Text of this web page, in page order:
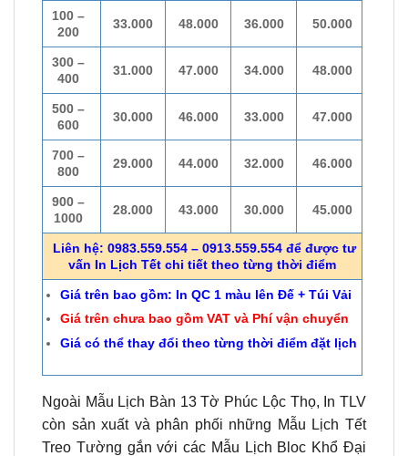
100 –
200
33.000 48.000 36.000 50.000
300 –
400
31.000 47.000 34.000 48.000
500 –
600
30.000 46.000 33.000 47.000
700 –
800
29.000 44.000 32.000 46.000
900 –
1000
28.000 43.000 30.000 45.000
Liên hệ: 0983.559.554 – 0913.559.554 để được tư
vấn In Lịch Tết chi tiết theo từng thời điểm
Giá trên bao gồm: In QC 1 màu lên Đế + Túi Vải
Giá trên chưa bao gồm VAT và Phí vận chuyển
Giá có thể thay đổi theo từng thời điểm đặt lịch
Ngoài Mẫu Lịch Bàn 13 Tờ Phúc Lộc Thọ, In TLV
còn sản xuất và phân phối những Mẫu Lịch Tết
Treo Tường gắn với các Mẫu Lịch Bloc Khổ Đại